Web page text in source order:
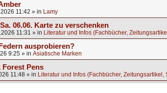
11:42 » in Lamy
06.06. Karte zu verschenken
11:31 » in Literatur und Infos (Fachbücher,
ausprobieren?
9:25 » in Asiatische Marken
Pens
11:48 » in Literatur und Infos (Fachbücher, Zeitungsartikel,